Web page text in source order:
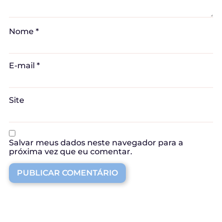
Nome *
E-mail *
Site
Salvar meus dados neste navegador para a
próxima vez que eu comentar.